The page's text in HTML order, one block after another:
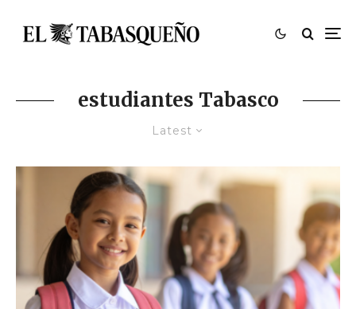
estudiantes Tabasco
Latest